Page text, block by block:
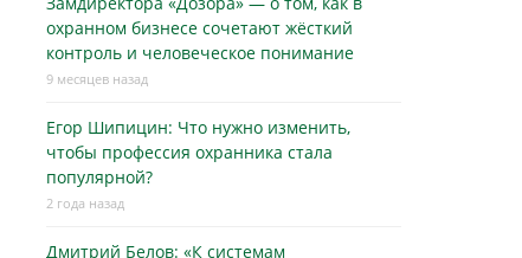
охранном бизнесe сочетают жёсткий
контроль и человеческое понимание
9 месяцев назад
Егор Шипицин: Что нужно изменить,
чтобы профессия охранника стала
популярной?
2 года назад
Дмитрий Белов: «К системам